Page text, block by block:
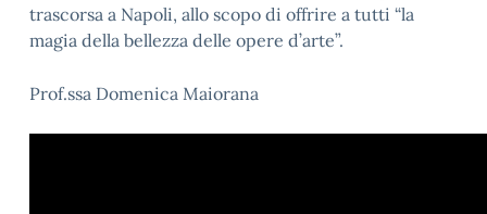
trascorsa a Napoli, allo scopo di offrire a tutti “la
magia della bellezza delle opere d’arte”.
Prof.ssa Domenica Maiorana